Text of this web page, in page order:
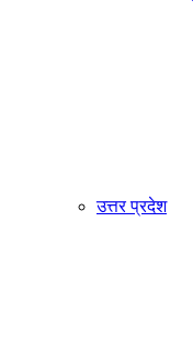
उत्तर प्रदेश